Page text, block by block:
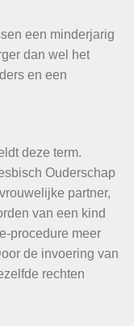
een minderjarig
dan wel het
en een
deze term.
Ouderschap
partner,
van een kind
procedure meer
de invoering van
rechten